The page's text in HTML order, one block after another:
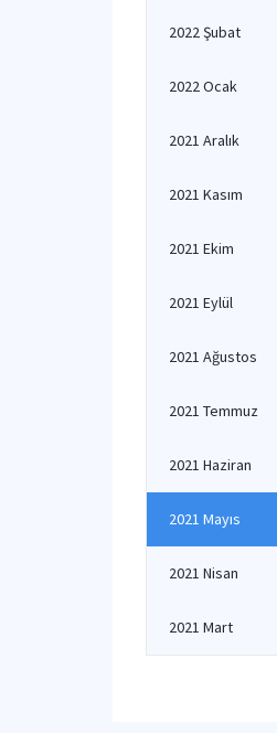
2022 Şubat
2022 Ocak
2021 Aralık
2021 Kasım
2021 Ekim
2021 Eylül
2021 Ağustos
2021 Temmuz
2021 Haziran
2021 Mayıs
2021 Nisan
2021 Mart